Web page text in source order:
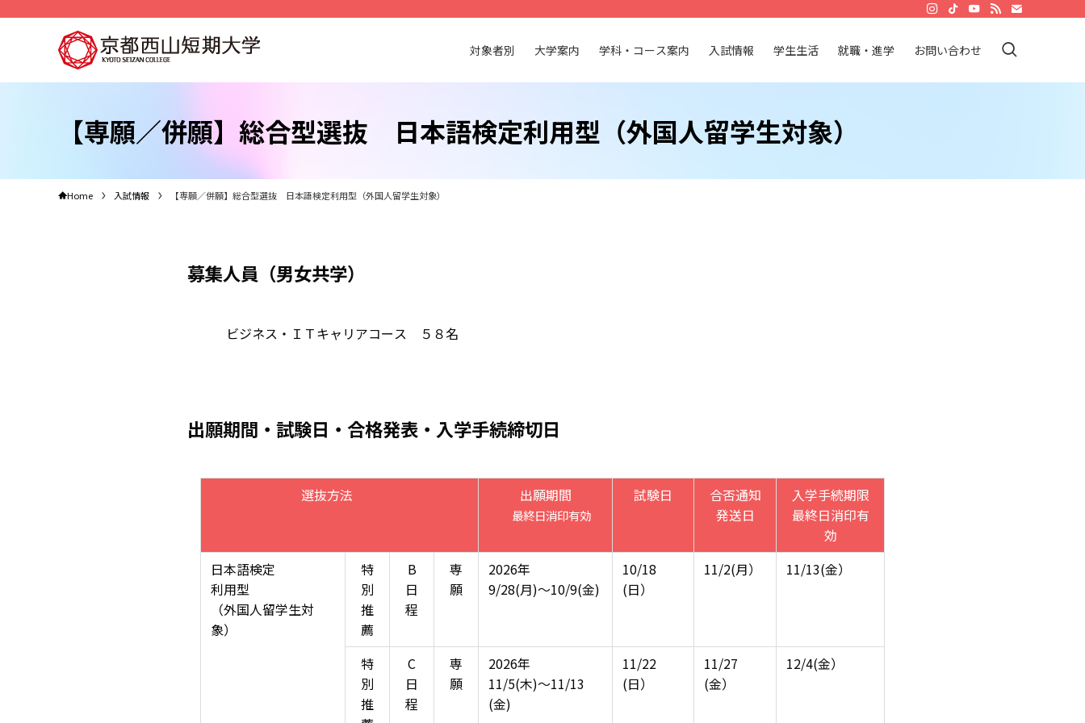
対象者別 大学案内 学科・コース案内 入試情報 学生生活 就職・進学 お問い合わせ
【専願／併願】総合型選抜 日本語検定利用型（外国人留学生対象）
Home 入試情報 【専願／併願】総合型選抜 日本語検定利用型（外国人留学生対象）
募集人員（男女共学）
ビジネス・ＩＴキャリアコース ５８名
出願期間・試験日・合格発表・入学手続締切日
選抜方法 出願期間
最終日消印有効
試験日
合否通知
発送日
入学手続期限
最終日消印有
効
日本語検定
利用型
（外国人留学生対
象）
特
別
推
薦
B
日
程
専
願
2026年
9/28(月)～10/9(金)
10/18
(日）
11/2(月） 11/13(金）
特
別
推
C
日
程
専
願
2026年
11/5(木)～11/13
(金)
11/22
(日）
11/27
(金）
12/4(金）